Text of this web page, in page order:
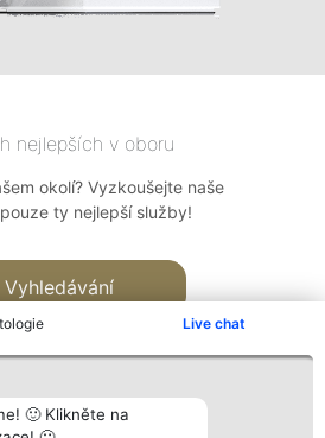
Live chat
🙂 Klikněte na
nejlepších v oboru
okolí? Vyzkoušejte naše
ty nejlepší služby!
Vyhledávání